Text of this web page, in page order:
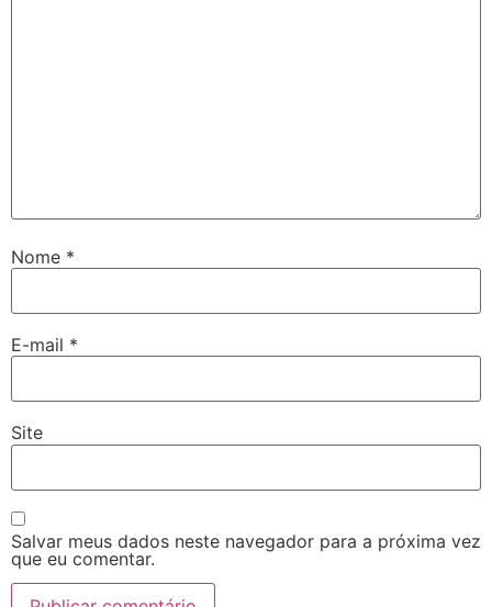
Nome *
E-mail *
Site
Salvar meus dados neste navegador para a próxima vez
que eu comentar.